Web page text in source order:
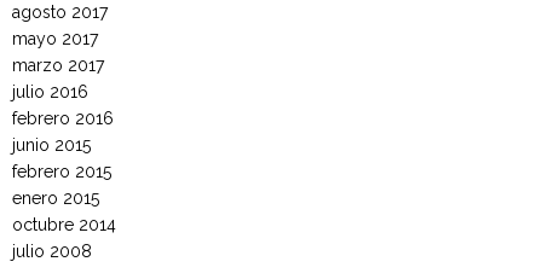
agosto 2017
mayo 2017
marzo 2017
julio 2016
febrero 2016
junio 2015
febrero 2015
enero 2015
octubre 2014
julio 2008